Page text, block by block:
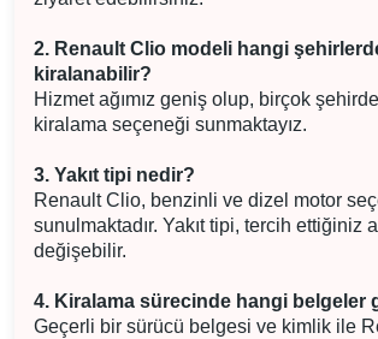
2. Renault Clio modeli hangi
kiralanabilir?
Hizmet ağımız geniş olup, birçok
kiralama seçeneği sunmaktayız.
3. Yakıt tipi nedir?
Renault Clio, benzinli ve dizel motor
sunulmaktadır. Yakıt tipi, tercih ettiğiniz
değişebilir.
4. Kiralama sürecinde hangi belgeler
Geçerli bir sürücü belgesi ve kimlik ile